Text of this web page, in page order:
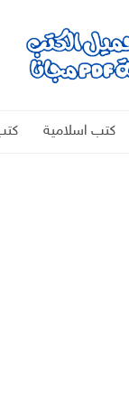
كتب اسلامية